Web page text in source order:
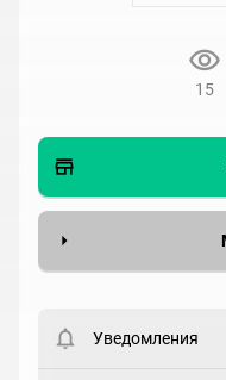
15
Статус
Уведомления